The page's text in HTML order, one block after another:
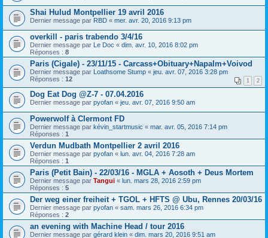
Shai Hulud Montpellier 19 avril 2016
Dernier message par RBD « mer. avr. 20, 2016 9:13 pm
overkill - paris trabendo 3/4/16
Dernier message par Le Doc « dim. avr. 10, 2016 8:02 pm
Réponses : 8
Paris (Cigale) - 23/11/15 - Carcass+Obituary+Napalm+Voivod
Dernier message par Loathsome Stump « jeu. avr. 07, 2016 3:28 pm
Réponses : 12 1 2
Dog Eat Dog @Z-7 - 07.04.2016
Dernier message par pyofan « jeu. avr. 07, 2016 9:50 am
Powerwolf à Clermont FD
Dernier message par kévin_startmusic « mar. avr. 05, 2016 7:14 pm
Réponses : 1
Verdun Mudbath Montpellier 2 avril 2016
Dernier message par pyofan « lun. avr. 04, 2016 7:28 am
Réponses : 1
Paris (Petit Bain) - 22/03/16 - MGLA + Aosoth + Deus Mortem
Dernier message par Tangui « lun. mars 28, 2016 2:59 pm
Réponses : 5
Der weg einer freiheit + TGOL + HFTS @ Ubu, Rennes 20/03/16
Dernier message par pyofan « sam. mars 26, 2016 6:34 pm
Réponses : 2
an evening with Machine Head / tour 2016
Dernier message par gérard klein « dim. mars 20, 2016 9:51 am